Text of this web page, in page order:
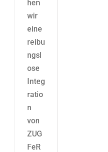
hen
wir
eine
reibu
ngsl
ose
Integ
ratio
n
von
ZUG
FeR